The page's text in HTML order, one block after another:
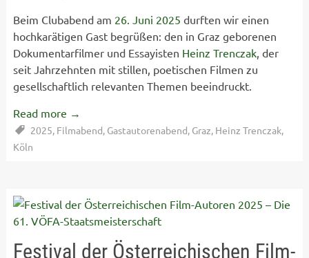
Beim Clubabend am 26. Juni 2025 durften wir einen
hochkarätigen Gast begrüßen: den in Graz geborenen
Dokumentarfilmer und Essayisten Heinz Trenczak, der
seit Jahrzehnten mit stillen, poetischen Filmen zu
gesellschaftlich relevanten Themen beeindruckt.
Read more →
2025, Filmabend, Gastautorenabend, Graz, Heinz Trenczak,
Köln
Festival der Österreichischen Film-